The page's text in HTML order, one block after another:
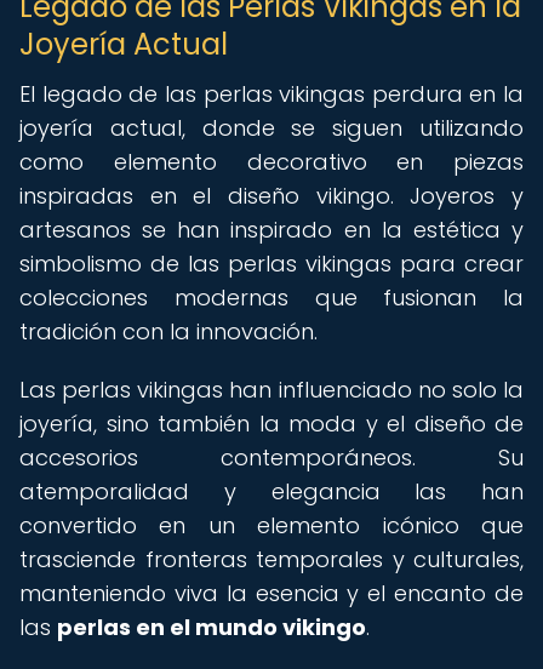
Joyería Actual
El legado de las perlas vikingas perdura en la
joyería actual, donde se siguen utilizando
como elemento decorativo en piezas
inspiradas en el diseño vikingo. Joyeros y
artesanos se han inspirado en la estética y
simbolismo de las perlas vikingas para crear
colecciones modernas que fusionan la
tradición con la innovación.
Las perlas vikingas han influenciado no solo la
joyería, sino también la moda y el diseño de
accesorios contemporáneos. Su
atemporalidad y elegancia las han
convertido en un elemento icónico que
trasciende fronteras temporales y culturales,
manteniendo viva la esencia y el encanto de
las perlas en el mundo vikingo.